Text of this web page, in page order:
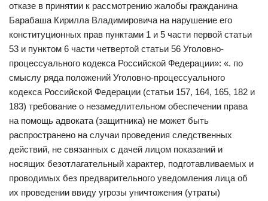
отказе в принятии к рассмотрению жалобы гражданина
Барабаша Кирилла Владимировича на нарушение его
конституционных прав пунктами 1 и 5 части первой статьи
53 и пунктом 6 части четвертой статьи 56 Уголовно-
процессуального кодекса Российской Федерации»: «. по
смыслу ряда положений Уголовно-процессуального
кодекса Российской Федерации (статьи 157, 164, 165, 182 и
183) требование о незамедлительном обеспечении права
на помощь адвоката (защитника) не может быть
распространено на случаи проведения следственных
действий, не связанных с дачей лицом показаний и
носящих безотлагательный характер, подготавливаемых и
проводимых без предварительного уведомления лица об
их проведении ввиду угрозы уничтожения (утраты)